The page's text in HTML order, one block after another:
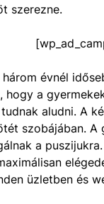
szerezne.
három évnél
hogy a
aludni. A
szobájában.
a
üzletben és